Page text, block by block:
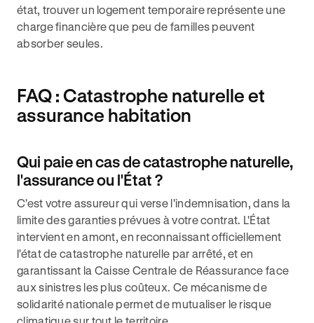
état, trouver un logement temporaire représente une
charge financière que peu de familles peuvent
absorber seules.
FAQ : Catastrophe naturelle et
assurance habitation
Qui paie en cas de catastrophe naturelle,
l'assurance ou l'État ?
C'est votre assureur qui verse l'indemnisation, dans la
limite des garanties prévues à votre contrat. L'État
intervient en amont, en reconnaissant officiellement
l'état de catastrophe naturelle par arrêté, et en
garantissant la Caisse Centrale de Réassurance face
aux sinistres les plus coûteux. Ce mécanisme de
solidarité nationale permet de mutualiser le risque